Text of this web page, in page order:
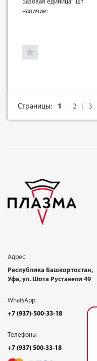
Базовая единица: шт
наличие:
Страницы: 1 2 3
Адрес
Республика Башкортостан,
Уфа, ул. Шота Руставели 49
WhatsApp
+7 (937)-500-33-18
Телефоны
+7 (937) 500-33-18